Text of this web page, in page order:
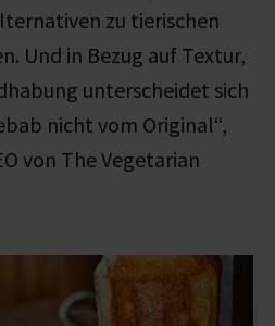
zu tierischen
Und in Bezug auf Textur,
unterscheidet sich
nicht vom Original“,
von The Vegetarian